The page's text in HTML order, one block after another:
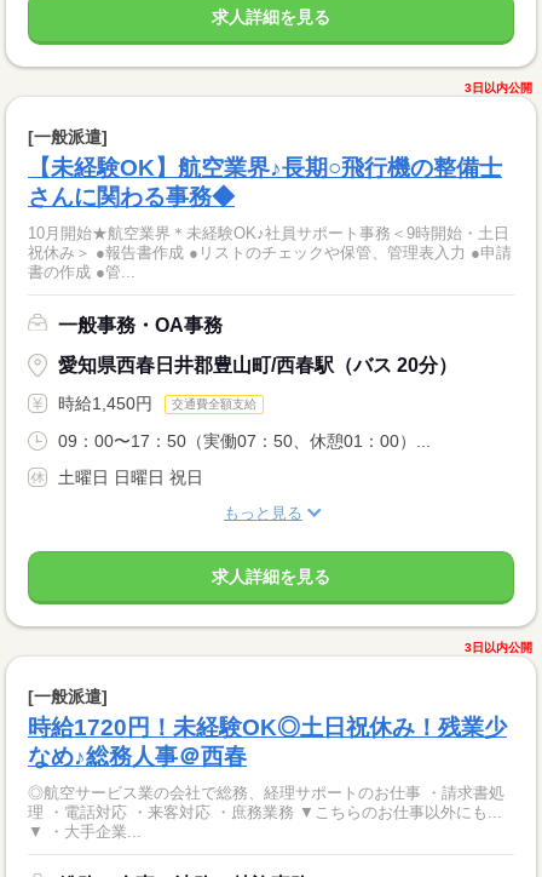
求人詳細を見る
3日以内公開
[一般派遣]
【未経験OK】航空業界♪長期○飛行機の整備士
さんに関わる事務◆
10月開始★航空業界＊未経験OK♪社員サポート事務＜9時開始・土日
祝休み＞ ●報告書作成 ●リストのチェックや保管、管理表入力 ●申請
書の作成 ●管...
一般事務・OA事務
愛知県西春日井郡豊山町/西春駅（バス 20分）
時給1,450円 交通費全額支給
09：00〜17：50（実働07：50、休憩01：00）...
土曜日 日曜日 祝日
もっと見る
求人詳細を見る
3日以内公開
[一般派遣]
時給1720円！未経験OK◎土日祝休み！残業少
なめ♪総務人事＠西春
◎航空サービス業の会社で総務、経理サポートのお仕事 ・請求書処
理 ・電話対応 ・来客対応 ・庶務業務 ▼こちらのお仕事以外にも...
▼ ・大手企業...